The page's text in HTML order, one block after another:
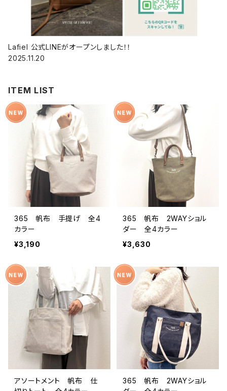
Lafiel 公式LINEがオープンしました！！
2025.11.20
ITEM LIST
365 帆布 手提げ 全4
カラー
¥3,190
365 帆布 2WAYショル
ダー 全4カラー
¥3,630
アソートメント 帆布 仕
365 帆布 2WAYショル